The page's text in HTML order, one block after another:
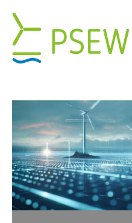
zawartości